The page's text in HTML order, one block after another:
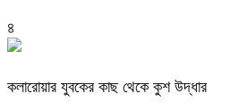
৪
কলারোয়ার যুবকের কাছ থেকে কুশ উদ্ধার